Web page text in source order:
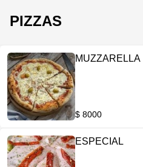
PIZZAS
MUZZARELLA
$ 8000
ESPECIAL